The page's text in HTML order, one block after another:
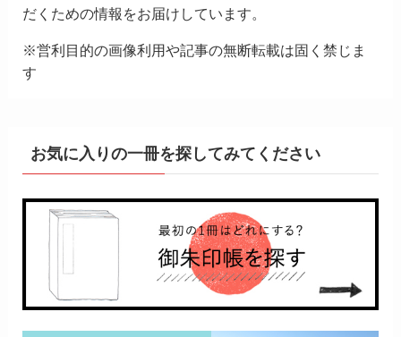
だくための情報をお届けしています。
※営利目的の画像利用や記事の無断転載は固く禁じま
す
お気に入りの一冊を探してみてください